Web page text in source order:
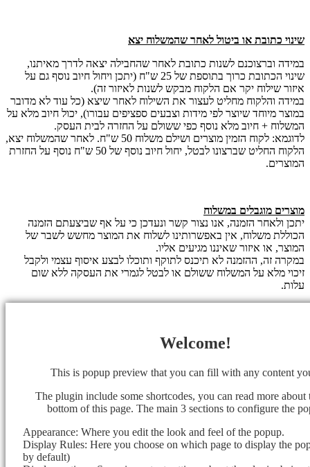
שינוי כתובת או ביטול לאחר שהמשלוח יצא
במידה וברצוכנם לשנות כתובת לאחר שהחבילה יצאה לדרך מאיתנו,
שינוי הכתובת כרוך בתוספת של 25 ש"ח (יתכן ויחול חיוב נוסף גם על
איזור שילוח יקר אם הלקוח מבקש לשנות לאיזור זה).
במידה והלקוח מחליט לעצור את השילוח לאחר שיצא (כל עוד לא מדובר
במוצר מיוחד שיוצר לפי מידות וצבעים ספציפים עבורו), יכול חיוב מלא על
המשלוח + חיוב מלא נוסף כפי ששולם על החזרה לבית העסק.
לדוגמא: לקוח הזמין מוצרים ושילם משלוח 50 ש"ח. לאחר שהמשלוח יצא,
הלקוח החליט שברצונו לבטל, יחול חיוב נוסף של 50 ש"ח נוסף על החזרת
המוצרים.
מוצרים מוגבלים במשלוח
יתכן ולאחר הזמנה, אנו נצור קשר ונעדכן כי על אף שביצעתם הזמנה
הכוללת משלוח, אין באפשרותינו לשלוח את המוצר מחשש לשבר של
המוצר, או איזור שאיננו מגיעים אליו.
במקרה זה, ההזמנה לא תיכנס לתוקף ותוכלו לבצע איסוף עצמי ולקבל
זיכוי מלא על המשלוח ששולם או לבטל לגמרי את העסקה ללא שום
עלות.
Welcome!
This is popup preview that you can fill with any content
The plugin include some shortcodes, you can read more about
bottom of this page. The main 3 sections to configure the
Appearance: Where you edit the look and feel of the popup.
Display Rules: Here you choose on which page to display the
by default)